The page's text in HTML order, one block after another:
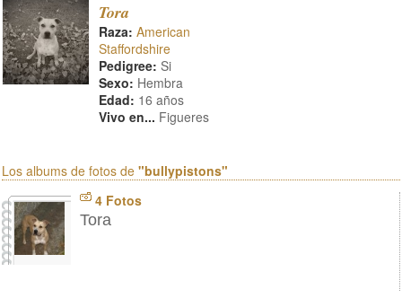
Tora
Raza: American
Staffordshire
Pedigree: Si
Sexo: Hembra
Edad: 16 años
Vivo en... Figueres
Los albums de fotos de "bullypistons"
4 Fotos
Tora